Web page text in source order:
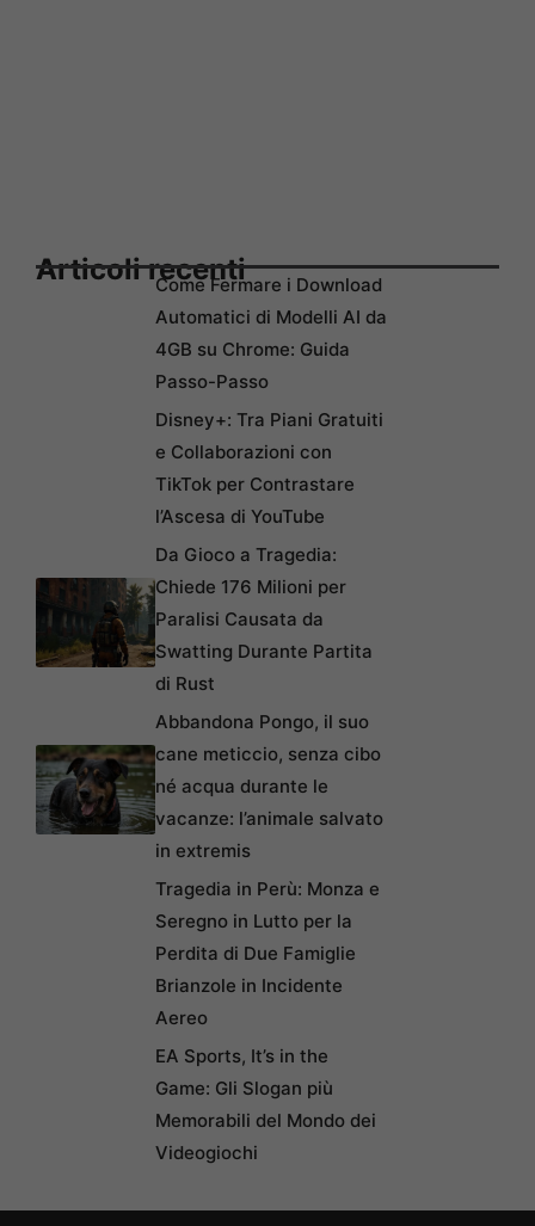
Articoli recentiCome Fermare i Download
Automatici di Modelli AI da
4GB su Chrome: Guida
Passo-Passo
Disney+: Tra Piani Gratuiti
e Collaborazioni con
TikTok per Contrastare
l’Ascesa di YouTube
Da Gioco a Tragedia:
Chiede 176 Milioni per
Paralisi Causata da
Swatting Durante Partita
di Rust
Abbandona Pongo, il suo
cane meticcio, senza cibo
né acqua durante le
vacanze: l’animale salvato
in extremis
Tragedia in Perù: Monza e
Seregno in Lutto per la
Perdita di Due Famiglie
Brianzole in Incidente
Aereo
EA Sports, It’s in the
Game: Gli Slogan più
Memorabili del Mondo dei
Videogiochi